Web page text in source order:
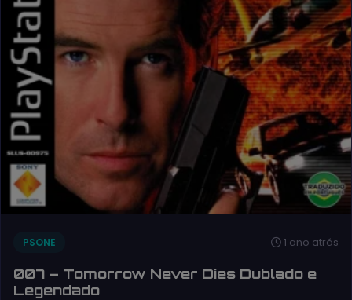
PSONE 1 ano atrás
007 – Tomorrow Never Dies Dublado e
Legendado